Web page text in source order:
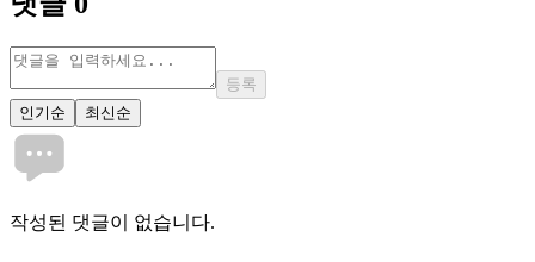
등록
인기순
최신순
작성된 댓글이 없습니다.